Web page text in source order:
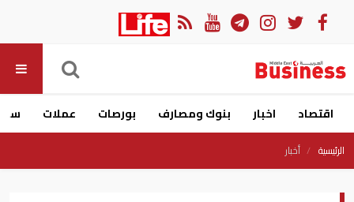
اقتصاد اخبار بنوك ومصارف بورصات عملات
الرئيسية أخبار